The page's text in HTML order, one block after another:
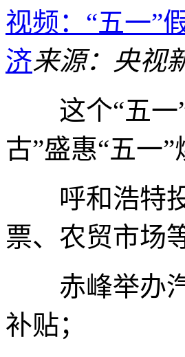
视频：“五一”
济来源：央视
这个“五一”
古”盛惠“五一
呼和浩特投
票、农贸市场
赤峰举办汽
补贴；